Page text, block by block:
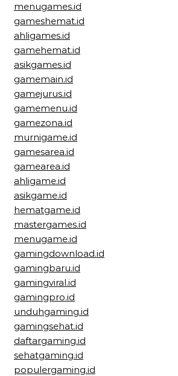
menugames.id
gameshemat.id
ahligames.id
gamehemat.id
asikgames.id
gamemain.id
gamejurus.id
gamemenu.id
gamezona.id
murnigame.id
gamesarea.id
gamearea.id
ahligame.id
asikgame.id
hematgame.id
mastergames.id
menugame.id
gamingdownload.id
gamingbaru.id
gamingviral.id
gamingpro.id
unduhgaming.id
gamingsehat.id
daftargaming.id
sehatgaming.id
populergaming.id